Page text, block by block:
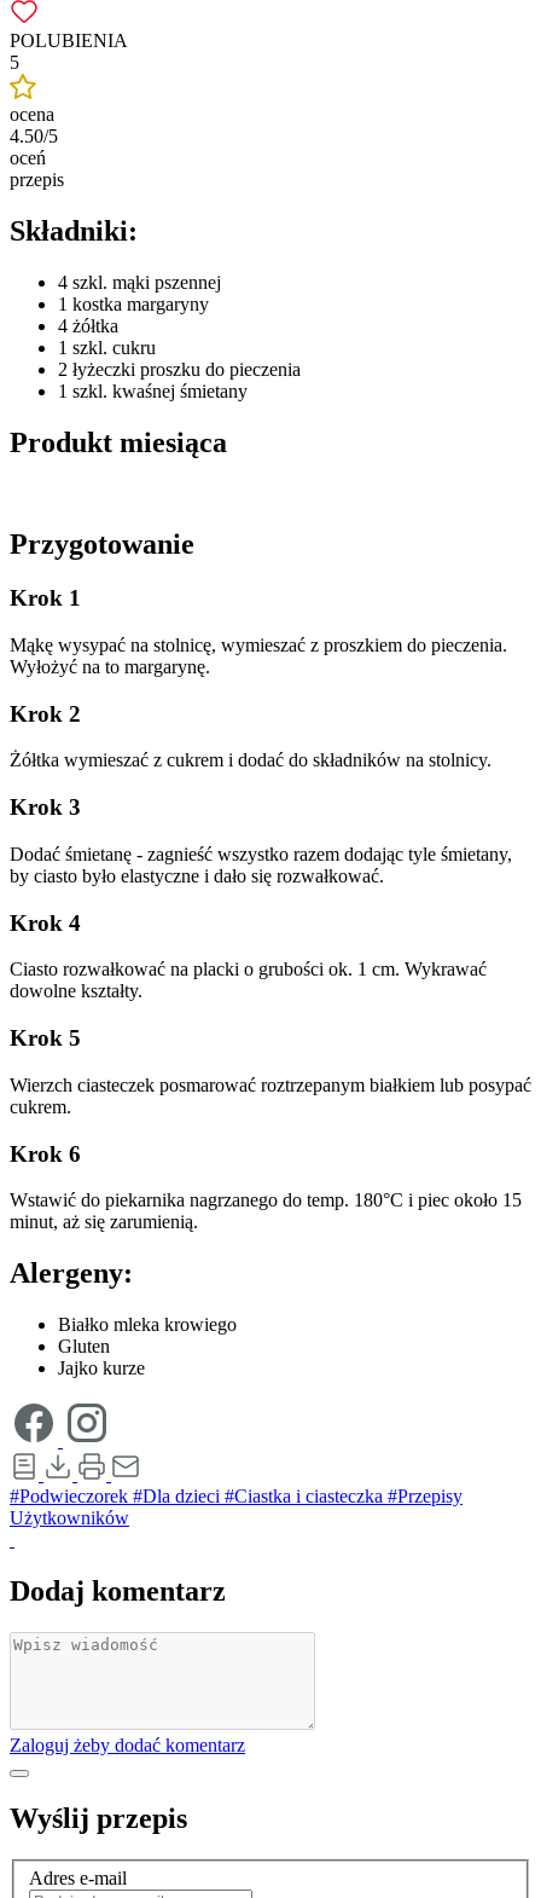
POLUBIENIA
5
ocena
4.50/5
oceń
przepis
Składniki:
4 szkl. mąki pszennej
1 kostka margaryny
4 żółtka
1 szkl. cukru
2 łyżeczki proszku do pieczenia
1 szkl. kwaśnej śmietany
Produkt miesiąca
Przygotowanie
Krok 1
Mąkę wysypać na stolnicę, wymieszać z proszkiem do pieczenia.
Wyłożyć na to margarynę.
Krok 2
Żółtka wymieszać z cukrem i dodać do składników na stolnicy.
Krok 3
Dodać śmietanę - zagnieść wszystko razem dodając tyle śmietany,
by ciasto było elastyczne i dało się rozwałkować.
Krok 4
Ciasto rozwałkować na placki o grubości ok. 1 cm. Wykrawać
dowolne kształty.
Krok 5
Wierzch ciasteczek posmarować roztrzepanym białkiem lub posypać
cukrem.
Krok 6
Wstawić do piekarnika nagrzanego do temp. 180°C i piec około 15
minut, aż się zarumienią.
Alergeny:
Białko mleka krowiego
Gluten
Jajko kurze
#Podwieczorek #Dla dzieci #Ciastka i ciasteczka #Przepisy
Użytkowników
Dodaj komentarz
Zaloguj żeby dodać komentarz
Wyślij przepis
Adres e-mail